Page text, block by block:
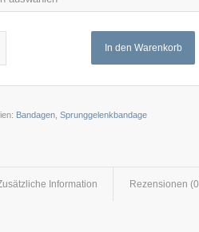
In den Warenkorb
Bandagen ,Sprunggelenkbandage
Information Rezensionen